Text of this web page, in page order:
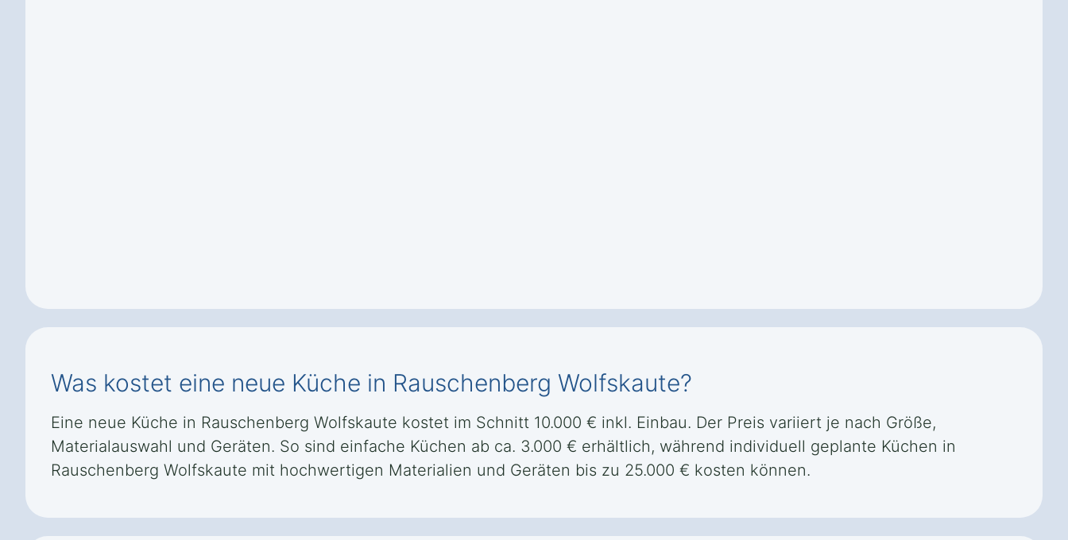
Was kostet eine neue Küche in Rauschenberg Wolfskaute?
Eine neue Küche in Rauschenberg Wolfskaute kostet im Schnitt 10.000 € inkl. Einbau. Der Preis variiert je nach Größe,
Materialauswahl und Geräten. So sind einfache Küchen ab ca. 3.000 € erhältlich, während individuell geplante Küchen in
Rauschenberg Wolfskaute mit hochwertigen Materialien und Geräten bis zu 25.000 € kosten können.